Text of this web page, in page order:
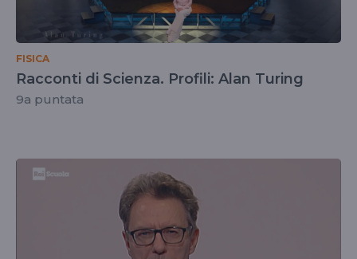
FISICA
Racconti di Scienza. Profili: Alan Turing
9a puntata